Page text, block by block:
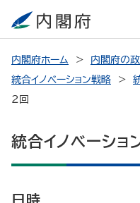
内閣府ホーム 内閣府の
統合イノベーション戦略
2回
統合イノベーショ
日時